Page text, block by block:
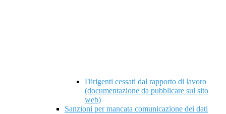
Dirigenti cessati dal rapporto di lavoro
(documentazione da pubblicare sul sito
web)
Sanzioni per mancata comunicazione dei dati